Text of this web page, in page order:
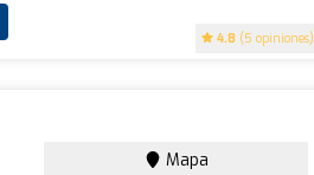
4.8 (5 opiniones)
Mapa